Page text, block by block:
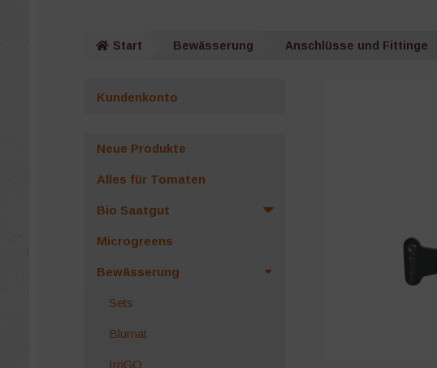
Start Bewässerung Anschlüsse und Fittinge
Kundenkonto
Neue Produkte
Alles für Tomaten
Bio Saatgut
Microgreens
Bewässerung
Sets
Blumat
IrriGO